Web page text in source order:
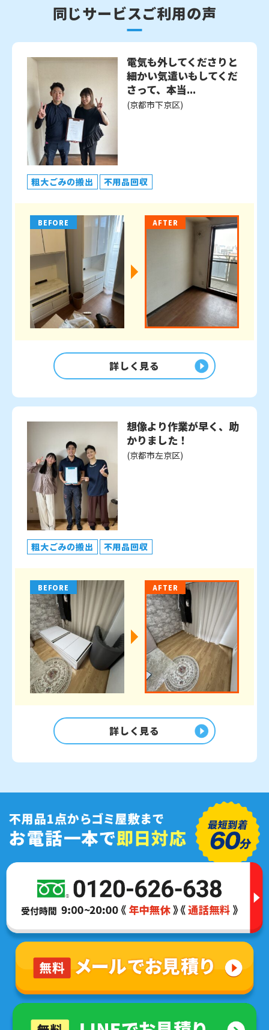
同じサービスご利用の声
電気も外してくださりと
細かい気遣いもしてくだ
さって、本当...
(京都市下京区)
粗大ごみの搬出 不用品回収
BEFORE AFTER
詳しく見る
想像より作業が早く、助
かりました！
(京都市左京区)
粗大ごみの搬出 不用品回収
BEFORE AFTER
詳しく見る